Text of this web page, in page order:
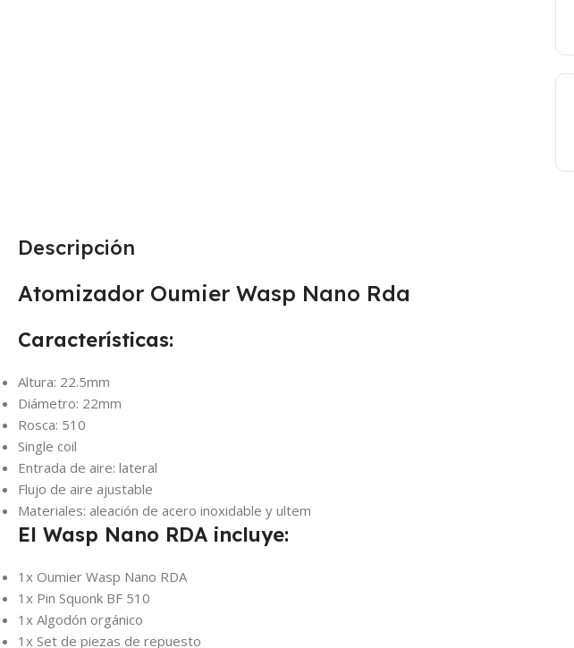
Descripción
Atomizador Oumier Wasp Nano Rda
Características:
Altura: 22.5mm
Diámetro: 22mm
Rosca: 510
Single coil
Entrada de aire: lateral
Flujo de aire ajustable
Materiales: aleación de acero inoxidable y ultem
El Wasp Nano RDA incluye:
1x Oumier Wasp Nano RDA
1x Pin Squonk BF 510
1x Algodón orgánico
1x Set de piezas de repuesto